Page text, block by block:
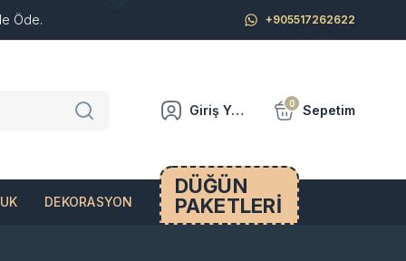
Öde. +905517262622
Giriş Yap 0 Sepetim
DEKORASYON
DÜĞÜN
PAKETLERİ